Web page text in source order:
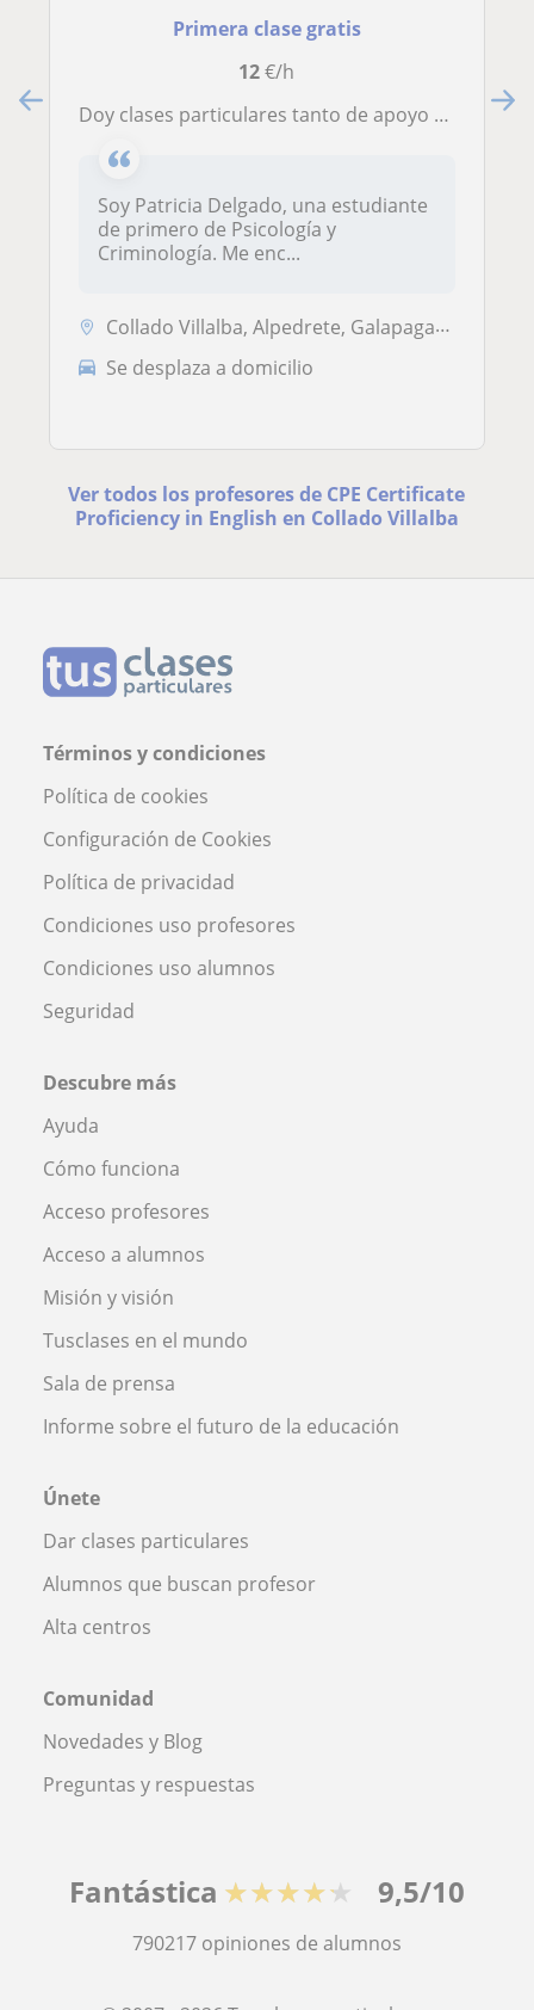
Primera clase gratis
12€/h
Doy clases particulares tanto de apoyo en cualquier materia de primaria y secundario o de ingles (tengo un C2)
Soy Patricia Delgado, una estudiante
de primero de Psicología y
Criminología. Me enc...
Collado Villalba, Alpedrete, Galapagar, Moralzarzal, Torrelodones, Col...
Se desplaza a domicilio
Ver todos los profesores de CPE Certificate
Proficiency in English en Collado Villalba
Términos y condiciones
Política de cookies
Configuración de Cookies
Política de privacidad
Condiciones uso profesores
Condiciones uso alumnos
Seguridad
Descubre más
Ayuda
Cómo funciona
Acceso profesores
Acceso a alumnos
Misión y visión
Tusclases en el mundo
Sala de prensa
Informe sobre el futuro de la educación
Únete
Dar clases particulares
Alumnos que buscan profesor
Alta centros
Comunidad
Novedades y Blog
Preguntas y respuestas
Fantástica ★★★★★ 9,5/10
790217 opiniones de alumnos